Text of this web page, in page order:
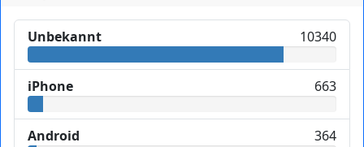
Unbekannt 10340
iPhone 663
Android 364